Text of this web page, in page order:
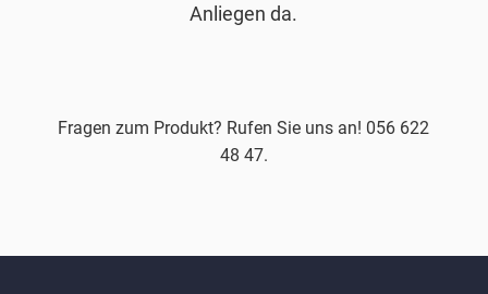
Anliegen da.
Fragen zum Produkt? Rufen Sie uns an! 056 622
48 47.